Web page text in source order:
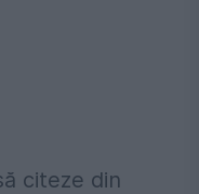
citeze din